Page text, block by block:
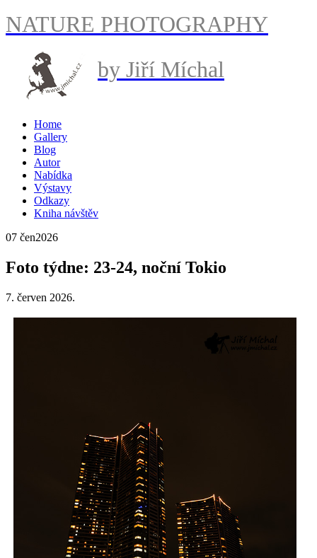
NATURE PHOTOGRAPHY
by Jiří Míchal
Home
Gallery
Blog
Autor
Nabídka
Výstavy
Odkazy
Kniha návštěv
07 čen2026
Foto týdne: 23-24, noční Tokio
7. červen 2026.